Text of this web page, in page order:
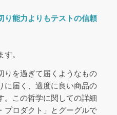
り能力よりもテストの信頼
。
りを過ぎて届くようなもの
に届く、適度に良い商品の
。この哲学に関しての詳細
プロダクト」とグーグルで